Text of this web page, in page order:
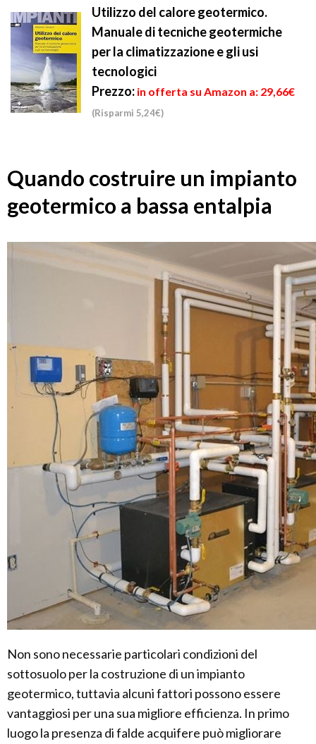
Utilizzo del calore geotermico.
Manuale di tecniche geotermiche
per la climatizzazione e gli usi
tecnologici
Prezzo: in offerta su Amazon a: 29,66€
(Risparmi 5,24€)
Quando costruire un impianto
geotermico a bassa entalpia
Non sono necessarie particolari condizioni del
sottosuolo per la costruzione di un impianto
geotermico, tuttavia alcuni fattori possono essere
vantaggiosi per una sua migliore efficienza. In primo
luogo la presenza di falde acquifere può migliorare